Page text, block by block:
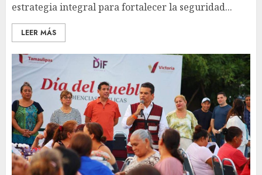
estrategia integral para fortalecer la seguridad...
LEER MÁS